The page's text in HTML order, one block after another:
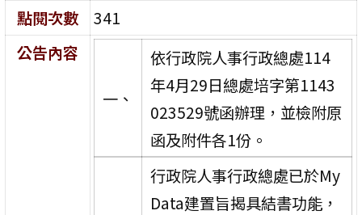
點閱次數
341
公告內容
一、
依行政院人事行政總處114
年4月29日總處培字第1143
023529號函辦理，並檢附原
函及附件各1份。
行政院人事行政總處已於My
Data建置旨揭具結書功能，